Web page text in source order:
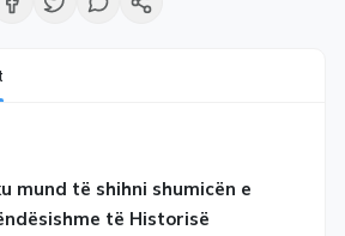
mund të shihni shumicën e
të Historisë